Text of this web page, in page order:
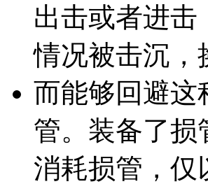
出击或者进击
情况被击沉，
而能够回避这
管。装备了损
消耗损管，仅